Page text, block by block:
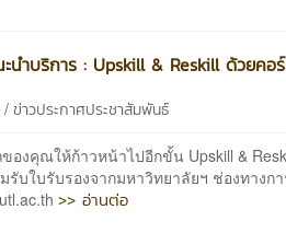
นำบริการ : Upskill & Reskill ด้วยคอ
/ข่าวประกาศประชาสัมพันธ์
งคุณให้ก้าวหน้าไปอีกขั้น Upskill &
รับใบรับรองจากมหาวิทยาลัยฯ ช่องทางก
>> อ่านต่อ